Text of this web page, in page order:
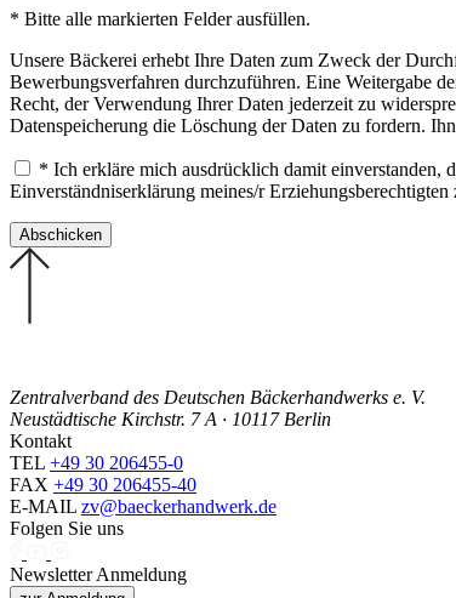
* Bitte alle markierten Felder ausfüllen.
Unsere Bäckerei erhebt Ihre Daten zum Zweck der
Bewerbungsverfahren durchzuführen. Eine Weitergabe
Recht, der Verwendung Ihrer Daten jederzeit zu
Datenspeicherung die Löschung der Daten zu fordern.
* Ich erkläre mich ausdrücklich damit einverstanden,
Einverständniserklärung meines/r
Zentralverband des Deutschen Bäckerhandwerks e. V.
Neustädtische Kirchstr. 7 A · 10117 Berlin
Kontakt
TEL +49 30 206455-0
FAX +49 30 206455-40
E-MAIL zv@baeckerhandwerk.de
Folgen Sie uns
Newsletter Anmeldung